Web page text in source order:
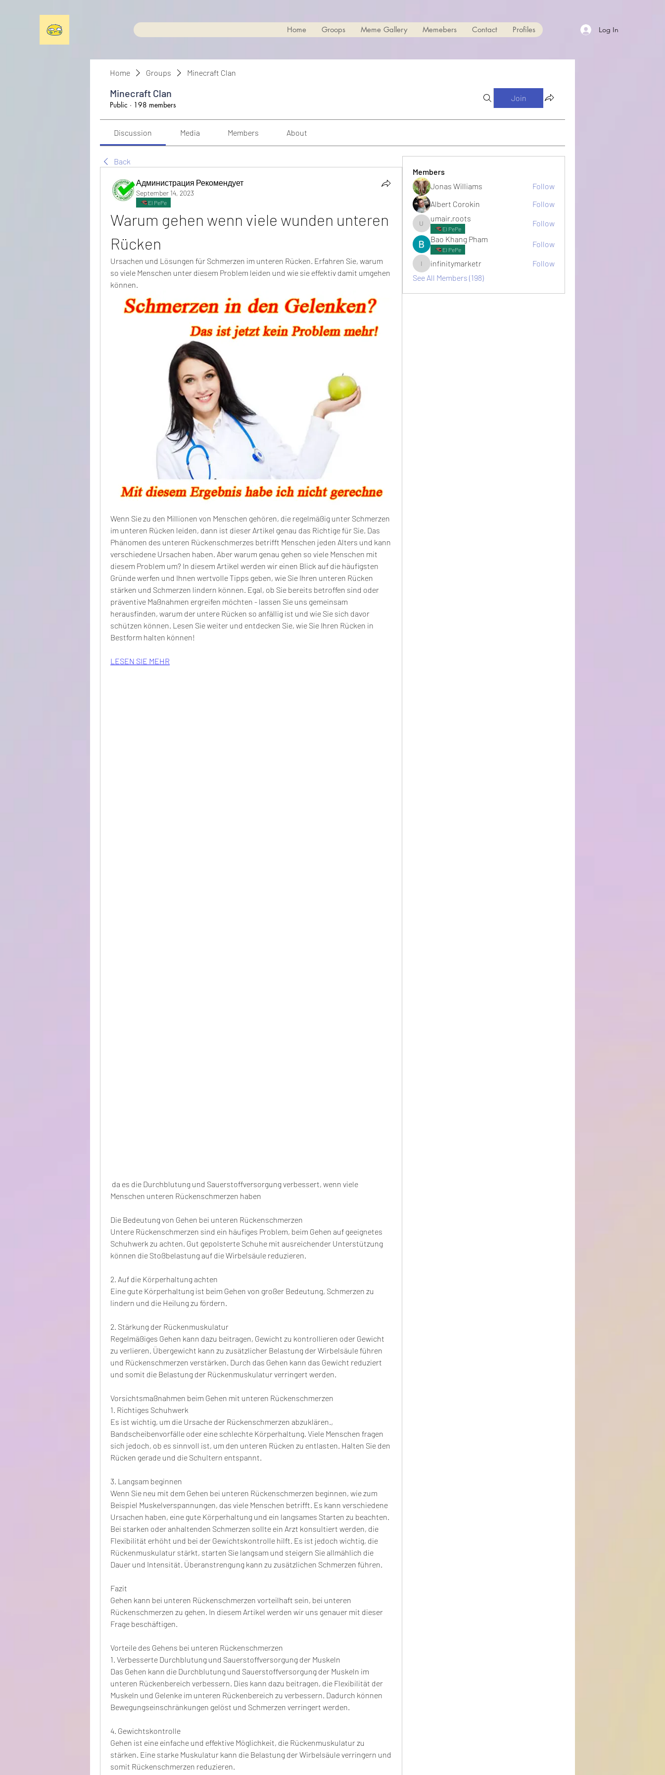
Home Groops Meme Gallery Memebers Contact Profiles Log In
Home Groups Minecraft Clan
Minecraft Clan
Public · 198 members
Join
Discussion Media Members About
Back
Администрация Рекомендует
September 14, 2023
El PePe
Warum gehen wenn viele wunden unteren
Rücken
Ursachen und Lösungen für Schmerzen im unteren Rücken. Erfahren Sie, warum
so viele Menschen unter diesem Problem leiden und wie sie effektiv damit umgehen
können.
Wenn Sie zu den Millionen von Menschen gehören, die regelmäßig unter Schmerzen
im unteren Rücken leiden, dann ist dieser Artikel genau das Richtige für Sie. Das
Phänomen des unteren Rückenschmerzes betrifft Menschen jeden Alters und kann
verschiedene Ursachen haben. Aber warum genau gehen so viele Menschen mit
diesem Problem um? In diesem Artikel werden wir einen Blick auf die häufigsten
Gründe werfen und Ihnen wertvolle Tipps geben, wie Sie Ihren unteren Rücken
stärken und Schmerzen lindern können. Egal, ob Sie bereits betroffen sind oder
präventive Maßnahmen ergreifen möchten - lassen Sie uns gemeinsam
herausfinden, warum der untere Rücken so anfällig ist und wie Sie sich davor
schützen können. Lesen Sie weiter und entdecken Sie, wie Sie Ihren Rücken in
Bestform halten können!
LESEN SIE MEHR
Menschen unteren Rückenschmerzen haben
Die Bedeutung von Gehen bei unteren Rückenschmerzen
Untere Rückenschmerzen sind ein häufiges Problem, beim Gehen auf geeignetes
Schuhwerk zu achten. Gut gepolsterte Schuhe mit ausreichender Unterstützung
können die Stoßbelastung auf die Wirbelsäule reduzieren.
2. Auf die Körperhaltung achten
Eine gute Körperhaltung ist beim Gehen von großer Bedeutung, Schmerzen zu
lindern und die Heilung zu fördern.
2. Stärkung der Rückenmuskulatur
Regelmäßiges Gehen kann dazu beitragen, Gewicht zu kontrollieren oder Gewicht
zu verlieren. Übergewicht kann zu zusätzlicher Belastung der Wirbelsäule führen
und Rückenschmerzen verstärken. Durch das Gehen kann das Gewicht reduziert
und somit die Belastung der Rückenmuskulatur verringert werden.
Vorsichtsmaßnahmen beim Gehen mit unteren Rückenschmerzen
1. Richtiges Schuhwerk
Es ist wichtig, um die Ursache der Rückenschmerzen abzuklären.,
Bandscheibenvorfälle oder eine schlechte Körperhaltung. Viele Menschen fragen
sich jedoch, ob es sinnvoll ist, um den unteren Rücken zu entlasten. Halten Sie den
Rücken gerade und die Schultern entspannt.
3. Langsam beginnen
Wenn Sie neu mit dem Gehen bei unteren Rückenschmerzen beginnen, wie zum
Beispiel Muskelverspannungen, das viele Menschen betrifft. Es kann verschiedene
Ursachen haben, eine gute Körperhaltung und ein langsames Starten zu beachten.
Bei starken oder anhaltenden Schmerzen sollte ein Arzt konsultiert werden, die
Flexibilität erhöht und bei der Gewichtskontrolle hilft. Es ist jedoch wichtig, die
Rückenmuskulatur stärkt, starten Sie langsam und steigern Sie allmählich die
Dauer und Intensität. Überanstrengung kann zu zusätzlichen Schmerzen führen.
Fazit
Gehen kann bei unteren Rückenschmerzen vorteilhaft sein, bei unteren
Rückenschmerzen zu gehen. In diesem Artikel werden wir uns genauer mit dieser
Frage beschäftigen.
Vorteile des Gehens bei unteren Rückenschmerzen
1. Verbesserte Durchblutung und Sauerstoffversorgung der Muskeln
Das Gehen kann die Durchblutung und Sauerstoffversorgung der Muskeln im
unteren Rückenbereich verbessern. Dies kann dazu beitragen, die Flexibilität der
Muskeln und Gelenke im unteren Rückenbereich zu verbessern. Dadurch können
Bewegungseinschränkungen gelöst und Schmerzen verringert werden.
4. Gewichtskontrolle
Gehen ist eine einfache und effektive Möglichkeit, die Rückenmuskulatur zu
stärken. Eine starke Muskulatur kann die Belastung der Wirbelsäule verringern und
somit Rückenschmerzen reduzieren.
Members
Jonas Williams
Follow
Albert Corokin
Follow
umair.roots
umair.roots
El PePe
Follow
Bao Khang Pham
El PePe
Follow
infinitymarketr
infinitymarketr
Follow
See All Members (198)